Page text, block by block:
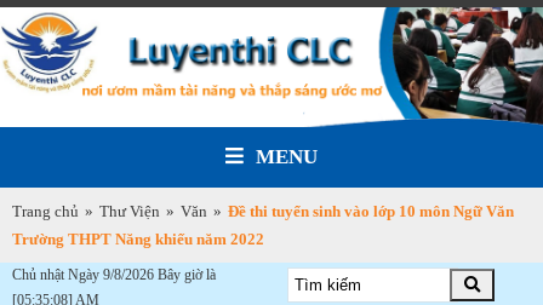
MENU
Trang chủ » Thư Viện » Văn » Đề thi tuyển sinh vào lớp 10 môn Ngữ Văn
Trường THPT Năng khiếu năm 2022
Chủ nhật Ngày 9/8/2026 Bây giờ là
[05:35:08] AM